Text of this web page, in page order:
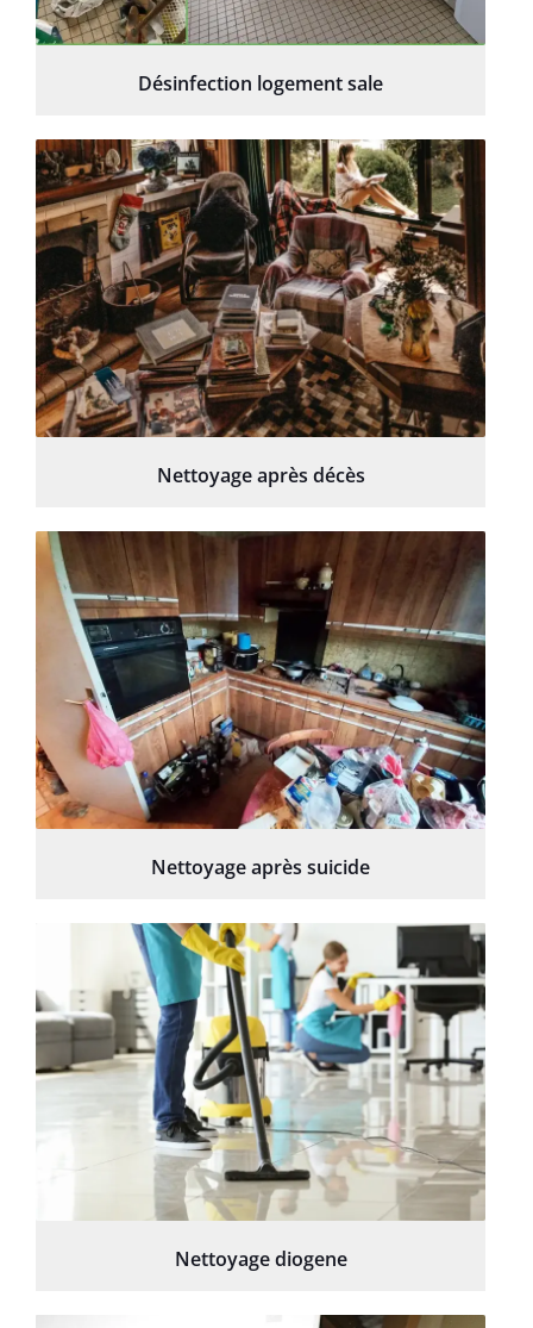
Désinfection logement sale
Nettoyage après décès
Nettoyage après suicide
Nettoyage diogene